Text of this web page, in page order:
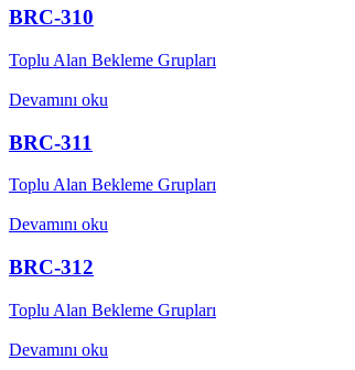
BRC-310
Toplu Alan Bekleme Grupları
Devamını oku
BRC-311
Toplu Alan Bekleme Grupları
Devamını oku
BRC-312
Toplu Alan Bekleme Grupları
Devamını oku